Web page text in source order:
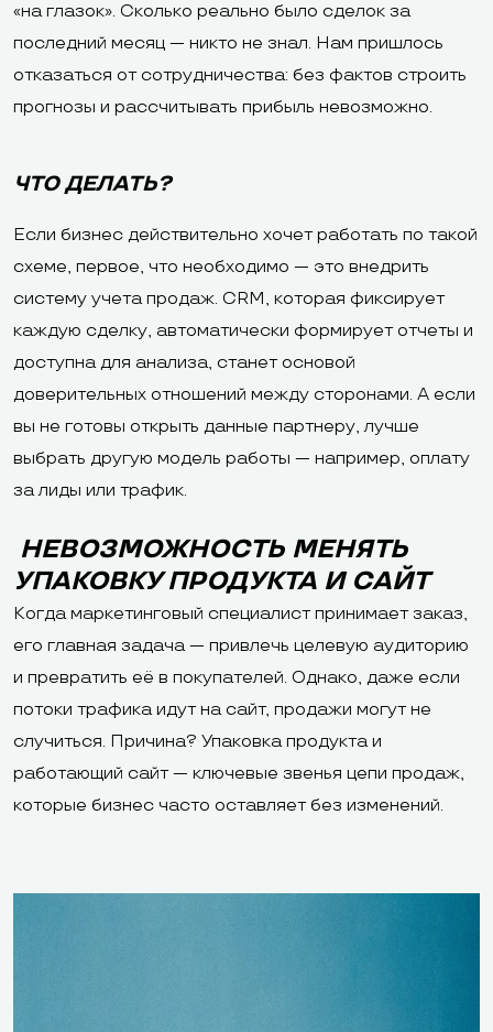
«на глазок». Сколько реально было сделок за
последний месяц — никто не знал. Нам пришлось
отказаться от сотрудничества: без фактов строить
прогнозы и рассчитывать прибыль невозможно.
ЧТО ДЕЛАТЬ?
Если бизнес действительно хочет работать по такой
схеме, первое, что необходимо — это внедрить
систему учета продаж. CRM, которая фиксирует
каждую сделку, автоматически формирует отчеты и
доступна для анализа, станет основой
доверительных отношений между сторонами. А если
вы не готовы открыть данные партнеру, лучше
выбрать другую модель работы — например, оплату
за лиды или трафик.
НЕВОЗМОЖНОСТЬ МЕНЯТЬ
УПАКОВКУ ПРОДУКТА И САЙТ
Когда маркетинговый специалист принимает заказ,
его главная задача — привлечь целевую аудиторию
и превратить её в покупателей. Однако, даже если
потоки трафика идут на сайт, продажи могут не
случиться. Причина? Упаковка продукта и
работающий сайт — ключевые звенья цепи продаж,
которые бизнес часто оставляет без изменений.